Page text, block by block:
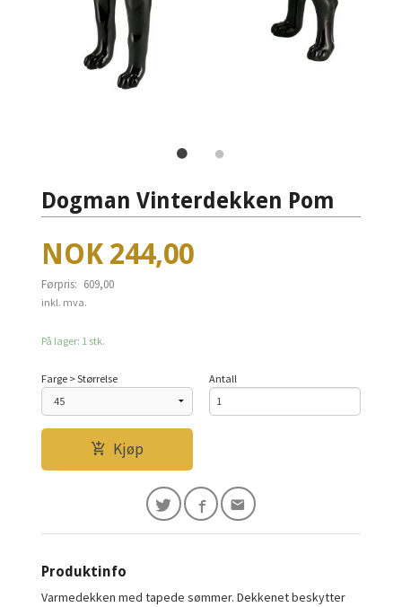
Dogman Vinterdekken Pom
Tilbud
NOK 244,00
Førpris: 609,00
Rabatt
inkl. mva.
På lager: 1 stk.
Farge > Størrelse Antall
Kjøp
Produktinfo
Varmedekken med tapede sømmer. Dekkenet beskytter